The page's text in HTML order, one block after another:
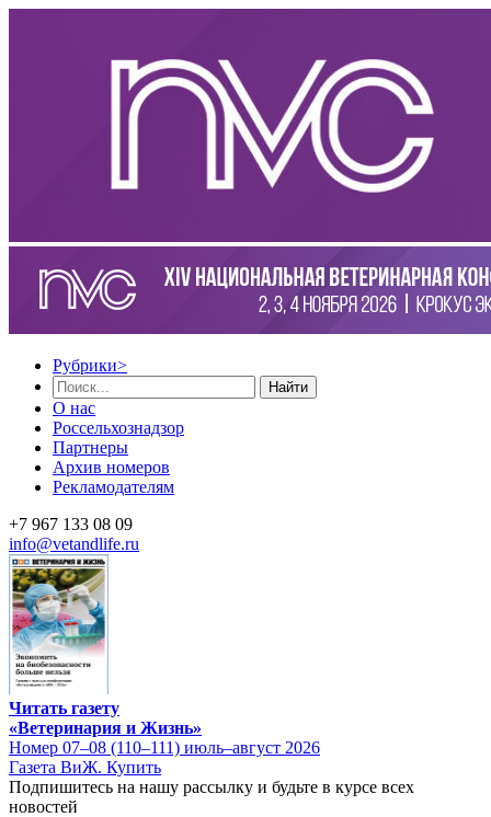
Рубрики>
Найти
О нас
Россельхознадзор
Партнеры
Архив номеров
Рекламодателям
+7 967 133 08 09
info@vetandlife.ru
Читать газету
«Ветеринария и Жизнь»
Номер 07–08 (110–111) июль–август 2026
Газета ВиЖ. Купить
Подпишитесь на нашу рассылку и будьте в курсе всех
новостей